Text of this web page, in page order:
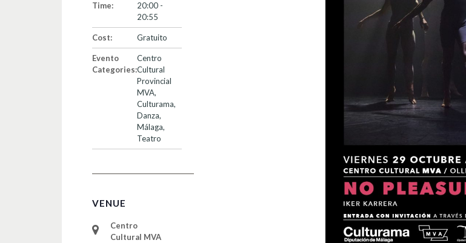
Time:
20:00 -
20:55
Cost: Gratuito
Evento
Categories:
Centro
Cultural
Provincial
MVA,
Culturama,
Danza,
Málaga,
Teatro
VENUE
Centro
Cultural MVA